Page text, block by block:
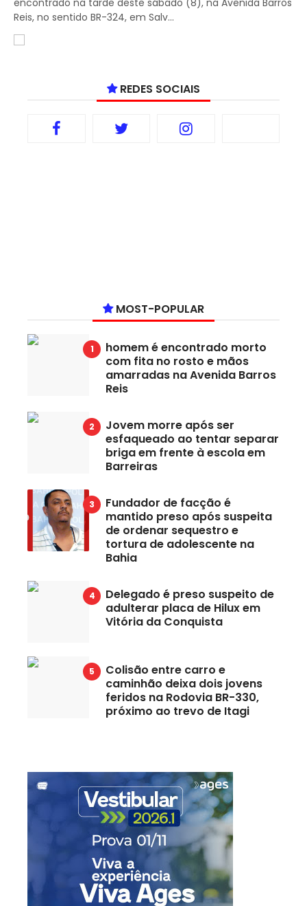
Reis, no sentido BR-324, em Salv...
REDES SOCIAIS
MOST-POPULAR
homem é encontrado morto
com fita no rosto e mãos
amarradas na Avenida Barros
Reis
Jovem morre após ser
esfaqueado ao tentar separar
briga em frente à escola em
Barreiras
Fundador de facção é
mantido preso após suspeita
de ordenar sequestro e
tortura de adolescente na
Bahia
Delegado é preso suspeito de
adulterar placa de Hilux em
Vitória da Conquista
Colisão entre carro e
caminhão deixa dois jovens
feridos na Rodovia BR-330,
próximo ao trevo de Itagi